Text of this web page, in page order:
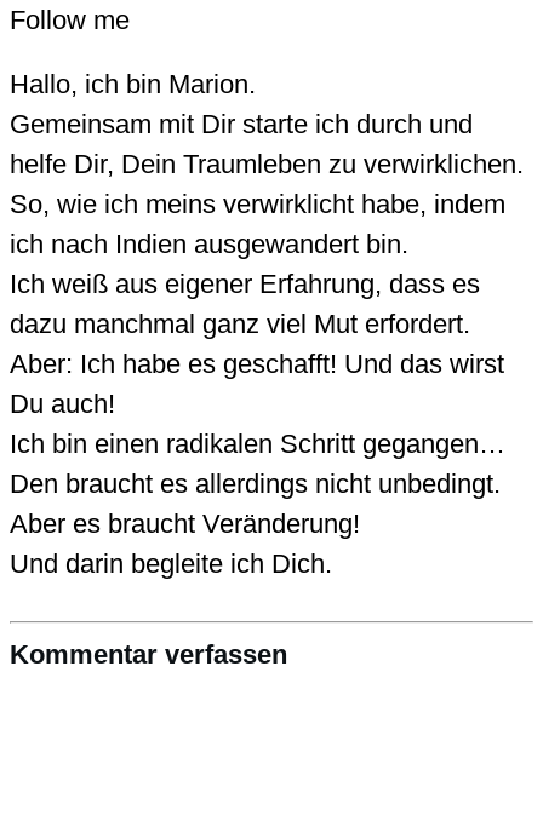
Follow me
Hallo, ich bin Marion.
Gemeinsam mit Dir starte ich durch und
helfe Dir, Dein Traumleben zu verwirklichen.
So, wie ich meins verwirklicht habe, indem
ich nach Indien ausgewandert bin.
Ich weiß aus eigener Erfahrung, dass es
dazu manchmal ganz viel Mut erfordert.
Aber: Ich habe es geschafft! Und das wirst
Du auch!
Ich bin einen radikalen Schritt gegangen…
Den braucht es allerdings nicht unbedingt.
Aber es braucht Veränderung!
Und darin begleite ich Dich.
Kommentar verfassen